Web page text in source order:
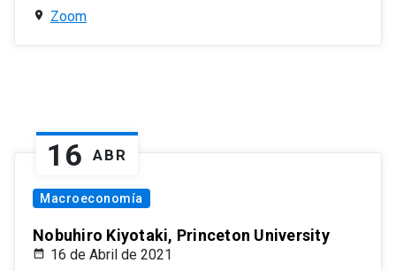
Zoom
16 ABR
Macroeconomía
Nobuhiro Kiyotaki, Princeton University
16 de Abril de 2021